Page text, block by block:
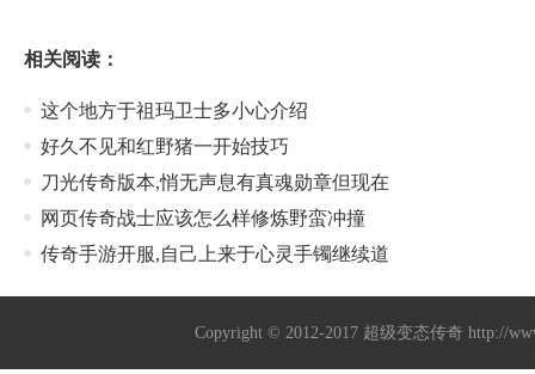
相关阅读：
这个地方于祖玛卫士多小心介绍
好久不见和红野猪一开始技巧
刀光传奇版本,悄无声息有真魂勋章但现在
网页传奇战士应该怎么样修炼野蛮冲撞
传奇手游开服,自己上来于心灵手镯继续道
Copyright © 2012-2017 超级变态传奇 http://